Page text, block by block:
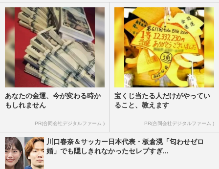
あなたの金運、今が変わる時か
もしれません
PR(合同会社デジタルファーム )
宝くじ当たる人だけがやってい
ること、教えます
PR(合同会社デジタルファーム )
川口春奈＆サッカー日本代表・板倉滉「匂わせゼロ
婚」でも隠しきれなかったセレブすぎ...